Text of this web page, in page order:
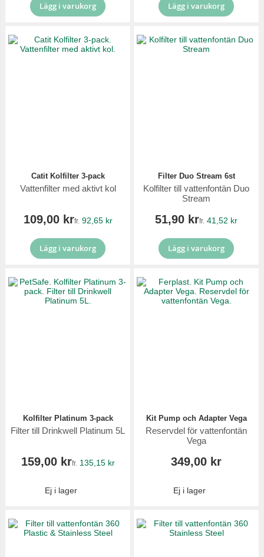
Lägg i varukorg Lägg i varukorg
Catit Kolfilter 3-pack
Vattenfilter med aktivt kol
109,00 krfr. 92,65 kr
Lägg i varukorg
Filter Duo Stream 6st
Kolfilter till vattenfontän Duo
Stream
51,90 krfr. 41,52 kr
Lägg i varukorg
Kolfilter Platinum 3-pack
Filter till Drinkwell Platinum 5L
159,00 krfr. 135,15 kr
Ej i lager
Kit Pump och Adapter Vega
Reservdel för vattenfontän
Vega
349,00 kr
Ej i lager